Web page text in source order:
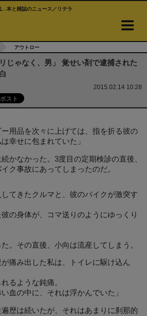
…本と雑誌のニュース／リテラ
アウトロー
じゃなく、男」 覚せい剤で逮捕された
2015.02.14 10:28
ー用品を次々に上げては、指を折る彼の
幸せに包まれていた」
かなかった。3度目の定期検診の直後、
ク事故にあってしまったのだ。
してきたクルマと、彼のバイクが激突す
の身体が、コマ送りのようにゆっくり
。その直後、小向は流産してしまう。
が痛み出した私は、トイレに駆け込ん
るような鈍痛。
血の中に、それは浮かんでいた」
歴は続いたが、それはあまりに刹那的